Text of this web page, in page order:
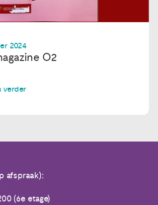
2024
O2
verder
afspraak):
(6e etage)